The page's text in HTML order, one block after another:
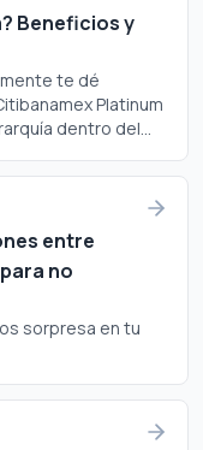
Beneficios y
te dé
Platinum
dentro del
merece un
entre
no
sorpresa en tu